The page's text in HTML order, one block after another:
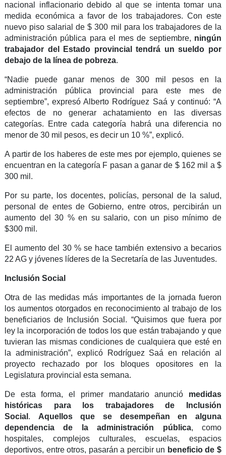
nacional inflacionario debido al que se intenta tomar una
medida económica a favor de los trabajadores. Con este
nuevo piso salarial de $ 300 mil para los trabajadores de la
administración pública para el mes de septiembre, ningún
trabajador del Estado provincial tendrá un sueldo por
debajo de la línea de pobreza.
“Nadie puede ganar menos de 300 mil pesos en la
administración pública provincial para este mes de
septiembre”, expresó Alberto Rodríguez Saá y continuó: “A
efectos de no generar achatamiento en las diversas
categorías. Entre cada categoría habrá una diferencia no
menor de 30 mil pesos, es decir un 10 %”, explicó.
A partir de los haberes de este mes por ejemplo, quienes se
encuentran en la categoría F pasan a ganar de $ 162 mil a $
300 mil.
Por su parte, los docentes, policías, personal de la salud,
personal de entes de Gobierno, entre otros, percibirán un
aumento del 30 % en su salario, con un piso mínimo de
$300 mil.
El aumento del 30 % se hace también extensivo a becarios
22 AG y jóvenes líderes de la Secretaría de las Juventudes.
Inclusión Social
Otra de las medidas más importantes de la jornada fueron
los aumentos otorgados en reconocimiento al trabajo de los
beneficiarios de Inclusión Social. “Quisimos que fuera por
ley la incorporación de todos los que están trabajando y que
tuvieran las mismas condiciones de cualquiera que esté en
la administración”, explicó Rodríguez Saá en relación al
proyecto rechazado por los bloques opositores en la
Legislatura provincial esta semana.
De esta forma, el primer mandatario anunció medidas
históricas para los trabajadores de Inclusión
Social . Aquellos que se desempeñan en alguna
dependencia de la administración pública, como
hospitales, complejos culturales, escuelas, espacios
deportivos, entre otros, pasarán a percibir un beneficio de $